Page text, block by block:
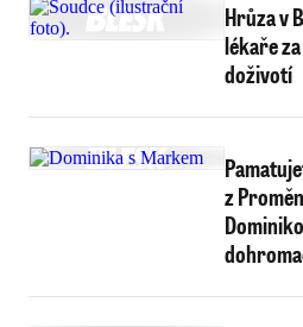
Hrůza v
lékaře
doživotí
z